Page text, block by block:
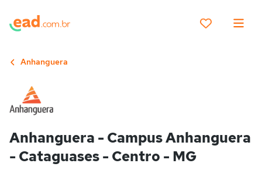
Anhanguera
Anhanguera - Campus Anhanguera
- Cataguases - Centro - MG